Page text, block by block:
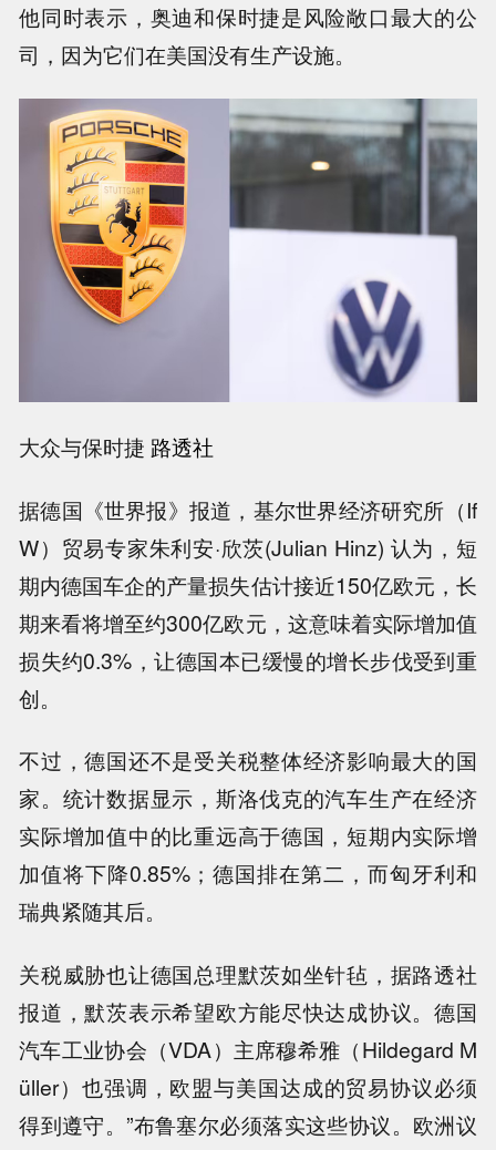
他同时表示，奥迪和保时捷是风险敞口最大的公
司，因为它们在美国没有生产设施。
大众与保时捷 路透社
据德国《世界报》报道，基尔世界经济研究所（If
W）贸易专家朱利安·欣茨(Julian Hinz) 认为，短
期内德国车企的产量损失估计接近150亿欧元，长
期来看将增至约300亿欧元，这意味着实际增加值
损失约0.3%，让德国本已缓慢的增长步伐受到重
创。
不过，德国还不是受关税整体经济影响最大的国
家。统计数据显示，斯洛伐克的汽车生产在经济
实际增加值中的比重远高于德国，短期内实际增
加值将下降0.85%；德国排在第二，而匈牙利和
瑞典紧随其后。
关税威胁也让德国总理默茨如坐针毡，据路透社
报道，默茨表示希望欧方能尽快达成协议。德国
汽车工业协会（VDA）主席穆希雅（Hildegard M
üller）也强调，欧盟与美国达成的贸易协议必须
得到遵守。”布鲁塞尔必须落实这些协议。欧洲议